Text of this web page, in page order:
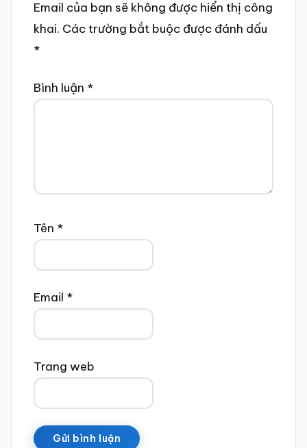
Email của bạn sẽ không được hiển thị công
khai. Các trường bắt buộc được đánh dấu
*
Bình luận *
Tên *
Email *
Trang web